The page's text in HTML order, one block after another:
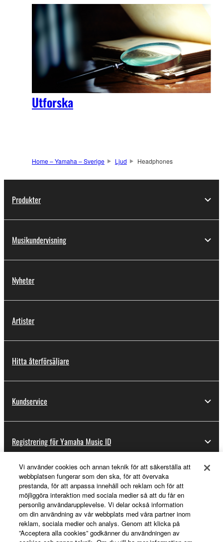
Utforska
Home – Yamaha – Sverige Ljud Headphones
Produkter
Musikundervisning
Nyheter
Artister
Hitta återförsäljare
Kundservice
Registrering för Yamaha Music ID
Om Yamaha
Sverige - Swedish
Business
Vi använder cookies och annan teknik för att säkerställa att
webbplatsen fungerar som den ska, för att övervaka
prestanda, för att anpassa innehåll och reklam och för att
möjliggöra interaktion med sociala medier så att du får en
personlig användarupplevelse. Vi delar också information
om din användning av vår webbplats med våra partner inom
reklam, sociala medier och analys. Genom att klicka på
”Acceptera alla cookies” godkänner du användningen av